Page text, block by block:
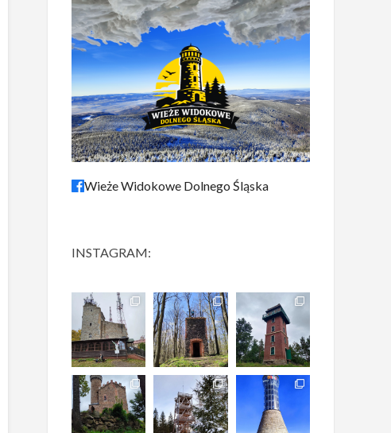
Wieże Widokowe Dolnego Śląska
INSTAGRAM: